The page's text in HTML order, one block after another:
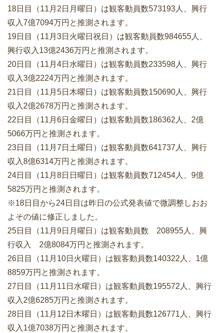
18日目（11月2日月曜日）は観客動員数573193人、興行
収入7億7094万円と推測されます。
19日目（11月3日火曜日祝日）は観客動員数984655人、
興行収入13億2436万円と推測されます。
20日目（11月4日水曜日）は観客動員数233598人、興行
収入3億2224万円と推測されます。
21日目（11月5日木曜日）は観客動員数150690人、興行
収入2億2678万円と推測されます。
22日目（11月6日金曜日）は観客動員数186362人、2億
5066万円と推測されます。
23日目（11月7日土曜日）は観客動員数641737人、興行
収入8億6314万円と推測されます。
24日目（11月8日日曜日）は観客動員数712454人、9億
5825万円と推測されます。
※18日目から24日目は昨日の公式発表値で微調整しおお
よその値に修正しました。
25日目（11月9日月曜日）は観客動員数 208955人、興
行収入 2億8084万円と推測されます。
26日目（11月10日火曜日）は観客動員数140322人、1億
8859万円と推測されます。
27日目（11月11日水曜日）は観客動員数195572人、興行
収入2億6285万円と推測されます。
28日目（11月12日木曜日）は観客動員数126771人、興行
収入1億7038万円と推測されます。